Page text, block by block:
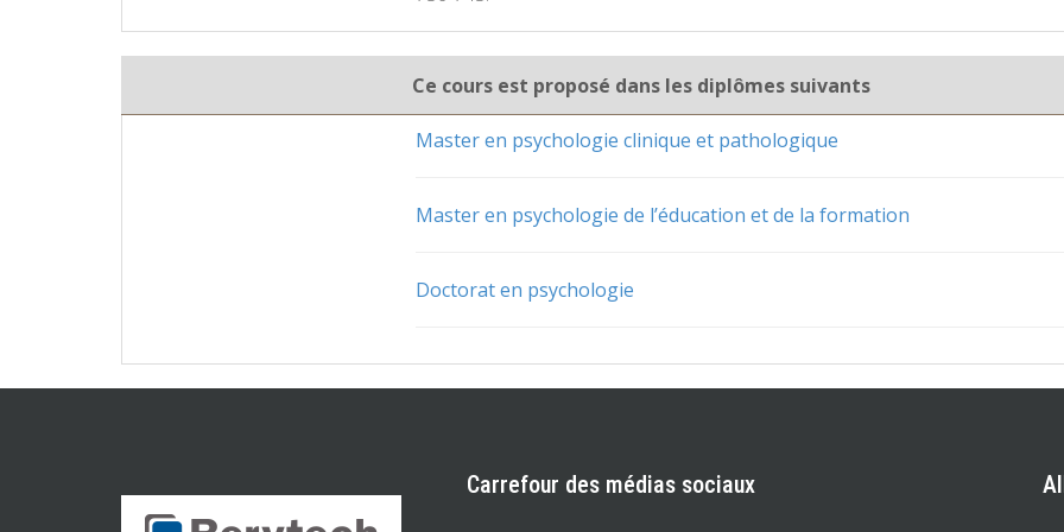
Ce cours est proposé dans les diplômes suivants
Master en psychologie clinique et pathologique
Master en psychologie de l’éducation et de la formation
Doctorat en psychologie
Carrefour des médias sociaux